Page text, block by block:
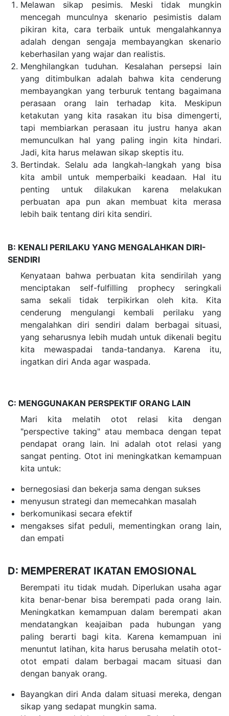
Melawan sikap pesimis. Meski tidak mungkin
mencegah munculnya skenario pesimistis dalam
pikiran kita, cara terbaik untuk mengalahkannya
adalah dengan sengaja membayangkan skenario
keberhasilan yang wajar dan realistis.
Menghilangkan tuduhan. Kesalahan persepsi lain
yang ditimbulkan adalah bahwa kita cenderung
membayangkan yang terburuk tentang bagaimana
perasaan orang lain terhadap kita. Meskipun
ketakutan yang kita rasakan itu bisa dimengerti,
tapi membiarkan perasaan itu justru hanya akan
memunculkan hal yang paling ingin kita hindari.
Jadi, kita harus melawan sikap skeptis itu.
Bertindak. Selalu ada langkah-langkah yang bisa
kita ambil untuk memperbaiki keadaan. Hal itu
penting untuk dilakukan karena melakukan
perbuatan apa pun akan membuat kita merasa
lebih baik tentang diri kita sendiri.
B: KENALI PERILAKU YANG MENGALAHKAN DIRI-
SENDIRI
Kenyataan bahwa perbuatan kita sendirilah yang
menciptakan self-fulfilling prophecy seringkali
sama sekali tidak terpikirkan oleh kita. Kita
cenderung mengulangi kembali perilaku yang
mengalahkan diri sendiri dalam berbagai situasi,
yang seharusnya lebih mudah untuk dikenali begitu
kita mewaspadai tanda-tandanya. Karena itu,
ingatkan diri Anda agar waspada.
C: MENGGUNAKAN PERSPEKTIF ORANG LAIN
Mari kita melatih otot relasi kita dengan
"perspective taking" atau membaca dengan tepat
pendapat orang lain. Ini adalah otot relasi yang
sangat penting. Otot ini meningkatkan kemampuan
kita untuk:
bernegosiasi dan bekerja sama dengan sukses
menyusun strategi dan memecahkan masalah
berkomunikasi secara efektif
mengakses sifat peduli, mementingkan orang lain,
dan empati
D: MEMPERERAT IKATAN EMOSIONAL
Berempati itu tidak mudah. Diperlukan usaha agar
kita benar-benar bisa berempati pada orang lain.
Meningkatkan kemampuan dalam berempati akan
mendatangkan keajaiban pada hubungan yang
paling berarti bagi kita. Karena kemampuan ini
menuntut latihan, kita harus berusaha melatih otot-
otot empati dalam berbagai macam situasi dan
dengan banyak orang.
Bayangkan diri Anda dalam situasi mereka, dengan
sikap yang sedapat mungkin sama.